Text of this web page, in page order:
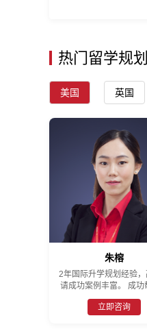
热门留学规
美国 英国
朱榕
2年国际升学规划经验，
请成功案例丰富。 成功
申请到普林斯顿、哈佛、
哥大、宾大、英国 G5、
立即咨询